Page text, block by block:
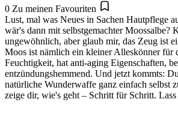
0 Zu meinen Favouriten
Lust, mal was Neues in Sachen Hautpflege
wär's dann mit selbstgemachter Moossalbe?
ungewöhnlich, aber glaub mir, das Zeug ist
Moos ist nämlich ein kleiner Alleskönner für
Feuchtigkeit, hat anti-aging Eigenschaften,
entzündungshemmend. Und jetzt kommts:
natürliche Wunderwaffe ganz einfach selbst
zeige dir, wie's geht – Schritt für Schritt. Lass